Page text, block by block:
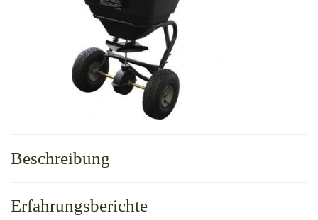
Beschreibung
Erfahrungsberichte